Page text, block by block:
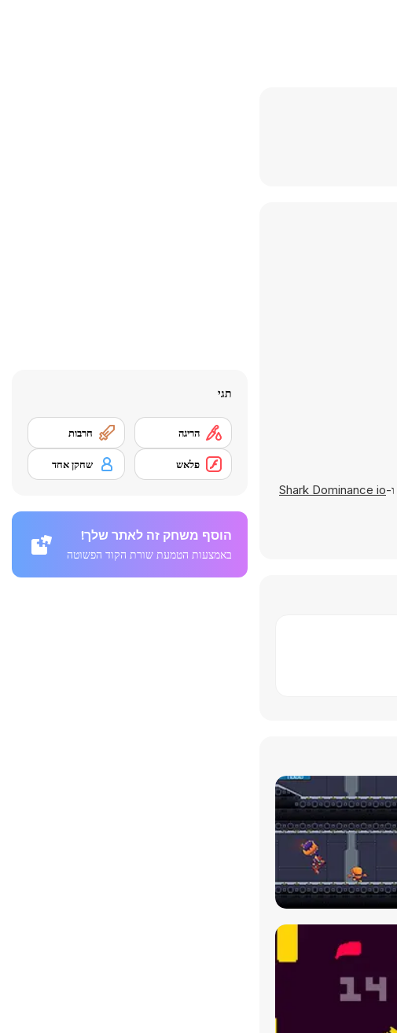
ו-Shark Dominance io
תגי
הריגה חרבות
פלאש שחקן אחד
הוסף משחק זה לאתר שלך!
באמצעות הטמעת שורת הקוד הפשוטה